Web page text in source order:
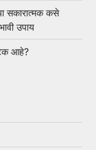
सकारात्मक कसे
उपाय
आहे?